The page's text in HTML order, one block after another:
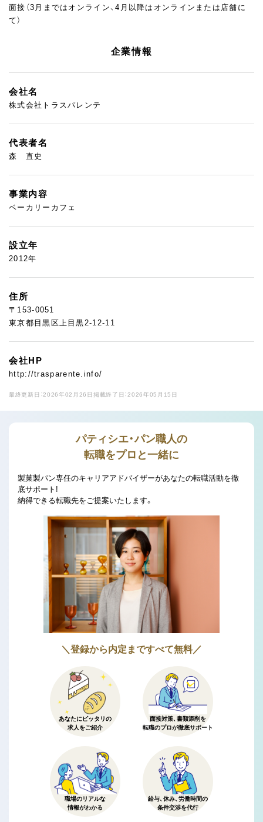
面接（3月まではオンライン、4月以降はオンラインまたは店舗に
て）
企業情報
会社名
株式会社トラスパレンテ
代表者名
森 直史
事業内容
ベーカリーカフェ
設立年
2012年
住所
〒153-0051
東京都目黒区上目黒2-12-11
会社HP
http://trasparente.info/
最終更新日：2026年02月26日 掲載終了日：2026年05月15日
パティシエ・パン職人の
転職をプロと一緒に
製菓製パン専任のキャリアアドバイザーがあなたの転職活動を徹
底サポート!
納得できる転職先をご提案いたします。
＼登録から内定まですべて無料／
あなたにピッタリの
求人をご紹介
面接対策、書類添削を
転職のプロが徹底サポート
職場のリアルな
情報がわかる
給与、休み、労働時間の
条件交渉を代行